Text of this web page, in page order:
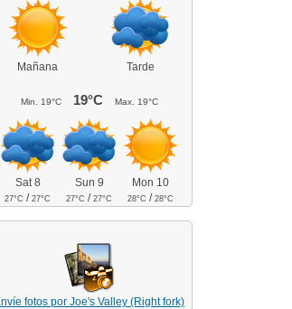
Mañana Tarde
Min. 19°C 19°C Max. 19°C
Sat 8
27°C /27°C
Sun 9
27°C /27°C
Mon 10
28°C /28°C
fotos por Joe's Valley (Right fork)